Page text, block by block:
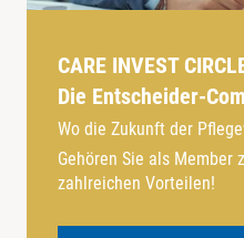
CARE INVEST
Die Entscheider-
Wo die Zukunft der
Gehören Sie als
zahlreichen Vorteilen!